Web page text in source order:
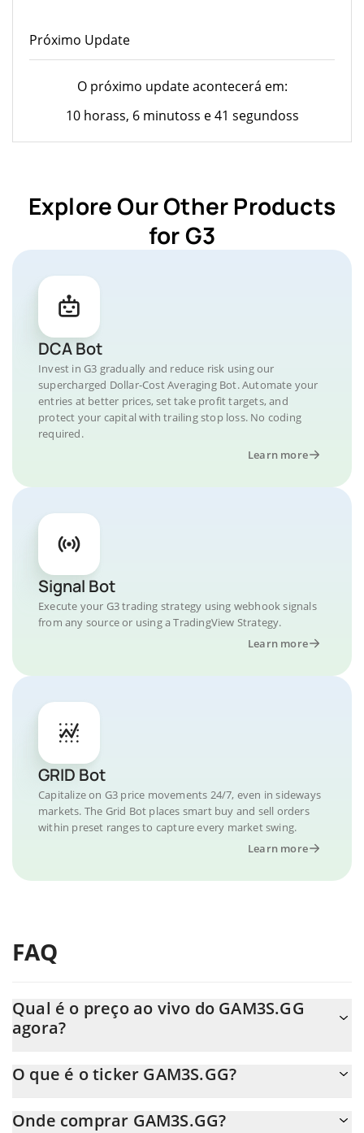
Próximo Update
O próximo update acontecerá em:
10 horass, 6 minutoss e 41 segundoss
Explore Our Other Products
for G3
DCA Bot
Invest in G3 gradually and reduce risk using our
supercharged Dollar-Cost Averaging Bot. Automate your
entries at better prices, set take profit targets, and
protect your capital with trailing stop loss. No coding
required.
Learn more
Signal Bot
Execute your G3 trading strategy using webhook signals
from any source or using a TradingView Strategy.
Learn more
GRID Bot
Capitalize on G3 price movements 24/7, even in sideways
markets. The Grid Bot places smart buy and sell orders
within preset ranges to capture every market swing.
Learn more
FAQ
Qual é o preço ao vivo do GAM3S.GG
agora?
O que é o ticker GAM3S.GG?
Onde comprar GAM3S.GG?